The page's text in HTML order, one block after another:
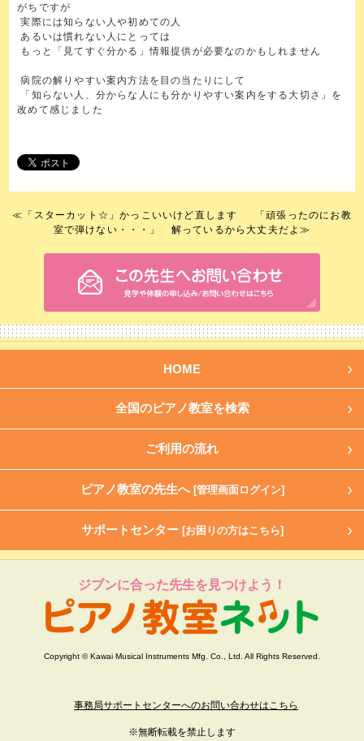
がちですが
実際には知らない人や初めての人
あるいは慣れない人にとっては
もっと「見てすぐ分かる」情報提供が必要なのかもしれません
病院の解りやすい案内方法を目の当たりにして
「知らない人、分からな人にも分かりやすい案内をする大切さ」を
改めて感じました
≪ 「スターカット☆」かっこいいけど直します
「頑張ったのにお教
室で弾けない・・・」 解っているから大丈夫だよ≫
HOME
全国のピアノ教室を検索
ご利用の流れ
ピアノ教室の先生へ [管理画面ログイン]
サポートセンター [お困りの方はこちら]
ジブンに合った先生を見つけよう！
Copyright © Kawai Musical Instruments Mfg. Co., Ltd. All Rights Reserved.
事務局サポートセンターへのお問い合わせはこちら
※無断転載を禁止します